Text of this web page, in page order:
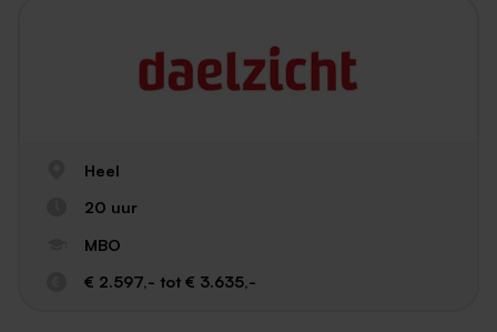
Heel
20 uur
MBO
€ 2.597,- tot € 3.635,-